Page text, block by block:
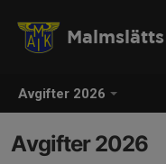
Avgifter 2026
Avgifter 2026